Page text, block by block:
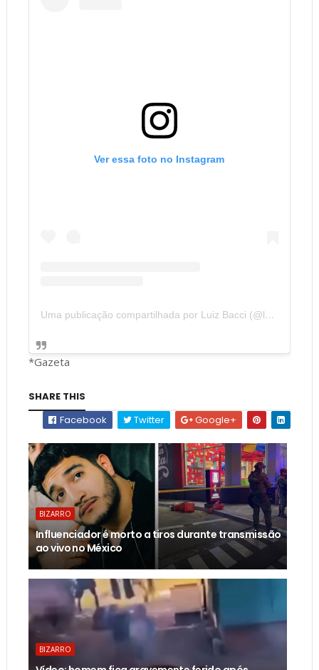
Ver essa foto no Instagram
Uma publicação compartilhada por Luiz Bacci (@luizbacci)
*Gazeta
SHARE THIS
Facebook
Twitter Google+
BIZARRO
Influenciador é morto a tiros durante transmissão
ao vivo no México
BIZARRO